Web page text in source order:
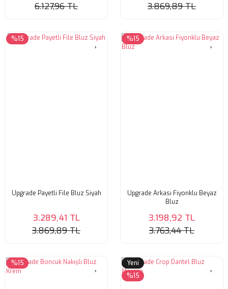
6.127,96 TL
3.869,89 TL
%15
Upgrade Payetli File Bluz Siyah
3.289,41 TL
3.869,89 TL
%15
Upgrade Arkası Fiyonklu Beyaz
Bluz
3.198,92 TL
3.763,44 TL
%15
Yeni
%15